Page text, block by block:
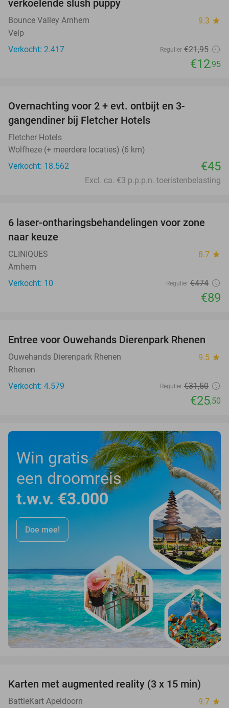
verkoelende slush puppy
Bounce Valley Arnhem 9.3 star
Velp
Verkocht: 2.417
Regulier €21,95
€12,95
Overnachting voor 2 + evt. ontbijt en 3-
gangendiner bij Fletcher Hotels
Fletcher Hotels
Wolfheze (+ meerdere locaties) (6 km)
Verkocht: 18.562
€45
Excl. ca. €3 p.p.p.n. toeristenbelasting
81%
6 laser-ontharingsbehandelingen voor zone
naar keuze
CLINIQUES 8.7 star
Arnhem
Verkocht: 10
Regulier €474
€89
19%
Entree voor Ouwehands Dierenpark Rhenen
Ouwehands Dierenpark Rhenen 9.5 star
Rhenen
Verkocht: 4.579
Regulier €31,50
€25,50
Win gratis
een droomreis
t.w.v. €3.000
Doe mee!
35%
Karten met augmented reality (3 x 15 min)
BattleKart Apeldoorn 9.7 star